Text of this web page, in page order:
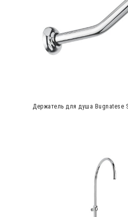
Держатель для душа Bugnatese